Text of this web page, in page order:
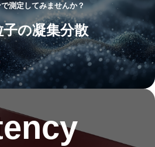
測定してみませんか？
の凝集分散